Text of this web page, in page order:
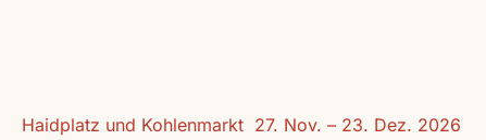
Haidplatz und Kohlenmarkt 27. Nov. – 23. Dez. 2026